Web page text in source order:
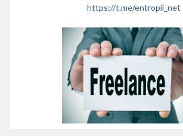
https://t.me/entropii_net